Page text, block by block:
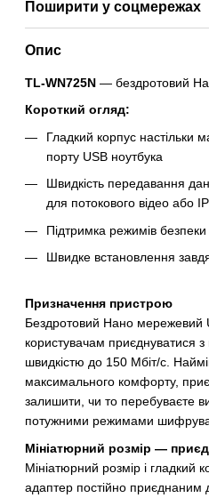
Поширити у соцмережах
Опис
TL-WN725N — бездротовий
Короткий огляд:
Гладкий корпус настільки
порту USB ноутбука
Швидкість передавання
для потокового відео або
Підтримка режимів
Швидке встановлення
Призначення пристрою
Бездротовий Нано мережевий
користувачам приєднуватися
швидкістю до 150 Мбіт/с.
максимального комфорту,
залишити, чи то перебуваєте
потужними режимами
Мініатюрний розмір —
Мініатюрний розмір і
адаптер постійно приєднаним